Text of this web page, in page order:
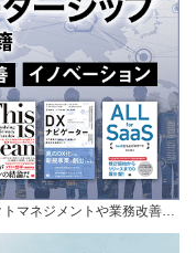
トマネジメントや業務改善…